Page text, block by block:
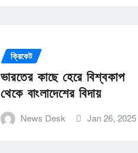
ক্রিকেট
ভারতের কাছে হেরে বিশ্বকাপ
থেকে বাংলাদেশের বিদায়
News Desk Jan 26, 2025